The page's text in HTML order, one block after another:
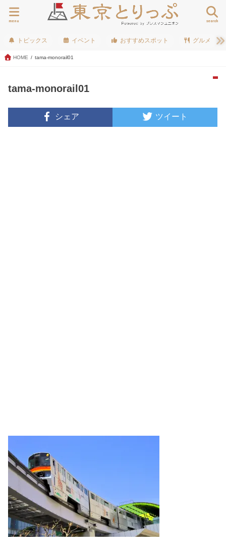
search
menu
トピックス イベント おすすめスポット グルメ
HOME tama-monorail01
tama-monorail01
シェア ツイート